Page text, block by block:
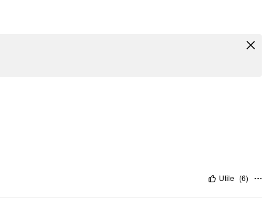
Utile (6)